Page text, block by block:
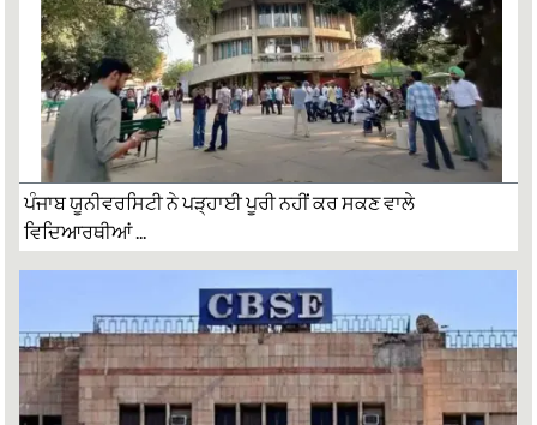
ਪੰਜਾਬ ਯੂਨੀਵਰਸਿਟੀ ਨੇ ਪੜ੍ਹਾਈ ਪੂਰੀ ਨਹੀਂ ਕਰ ਸਕਣ ਵਾਲੇ
ਵਿਦਿਆਰਥੀਆਂ ...